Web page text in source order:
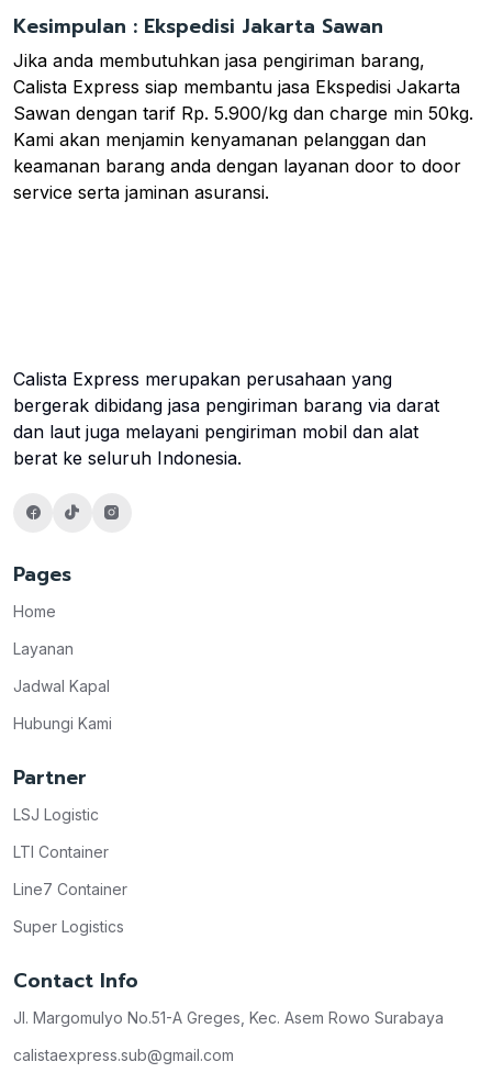
Kesimpulan : Ekspedisi Jakarta Sawan
Jika anda membutuhkan jasa pengiriman barang,
Calista Express siap membantu jasa Ekspedisi Jakarta
Sawan dengan tarif Rp. 5.900/kg dan charge min 50kg.
Kami akan menjamin kenyamanan pelanggan dan
keamanan barang anda dengan layanan door to door
service serta jaminan asuransi.
Calista Express merupakan perusahaan yang
bergerak dibidang jasa pengiriman barang via darat
dan laut juga melayani pengiriman mobil dan alat
berat ke seluruh Indonesia.
Pages
Home
Layanan
Jadwal Kapal
Hubungi Kami
Partner
LSJ Logistic
LTI Container
Line7 Container
Super Logistics
Contact Info
Jl. Margomulyo No.51-A Greges, Kec. Asem Rowo Surabaya
calistaexpress.sub@gmail.com